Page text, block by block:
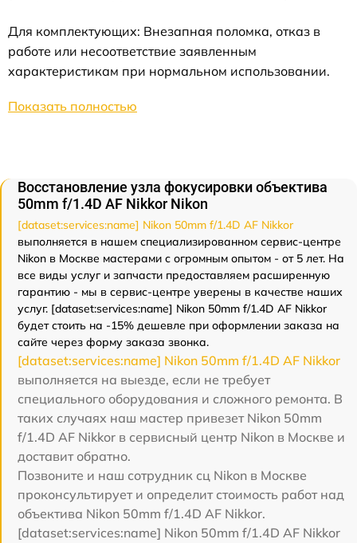
Для комплектующих: Внезапная поломка, отказ в
работе или несоответствие заявленным
характеристикам при нормальном использовании.
Показать полностью
Восстановление узла фокусировки объектива
50mm f/1.4D AF Nikkor Nikon
[dataset:services:name] Nikon 50mm f/1.4D AF Nikkor
выполняется в нашем специализированном сервис-центре
Nikon в Москве мастерами с огромным опытом - от 5 лет. На
все виды услуг и запчасти предоставляем расширенную
гарантию - мы в сервис-центре уверены в качестве наших
услуг. [dataset:services:name] Nikon 50mm f/1.4D AF Nikkor
будет стоить на -15% дешевле при оформлении заказа на
сайте через форму заказа звонка.
[dataset:services:name] Nikon 50mm f/1.4D AF Nikkor
выполняется на выезде, если не требует
специального оборудования и сложного ремонта. В
таких случаях наш мастер привезет Nikon 50mm
f/1.4D AF Nikkor в сервисный центр Nikon в Москве и
доставит обратно.
Позвоните и наш сотрудник сц Nikon в Москве
проконсультирует и определит стоимость работ над
объектива Nikon 50mm f/1.4D AF Nikkor.
[dataset:services:name] Nikon 50mm f/1.4D AF Nikkor